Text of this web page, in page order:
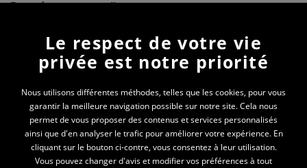
Données personnelles
Plan du site Données personnelles Mentions légales
Le respect de votre vie
privée est notre priorité
Nous utilisons différentes méthodes, telles que les cookies, pour vous
garantir la meilleure navigation possible sur notre site. Cela nous
permet de vous proposer des contenus et services personnalisés
ainsi que d'en analyser le trafic pour améliorer votre expérience. En
cliquant sur le bouton ci-contre, vous consentez à leur utilisation.
Vous pouvez changer d'avis et modifier vos préférences à tout